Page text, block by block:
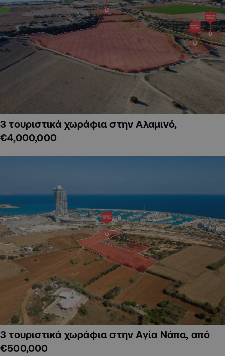
3 τουριστικά χωράφια στην Αλαμινό,
€4,000,000
3 τουριστικά χωράφια στην Αγία Νάπα, από
€500,000